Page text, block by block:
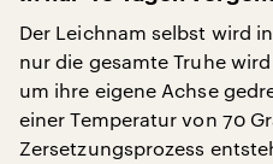
Der Leichnam selbst wird
nur die gesamte Truhe
um ihre eigene Achse
einer Temperatur von 70
Zersetzungsprozess